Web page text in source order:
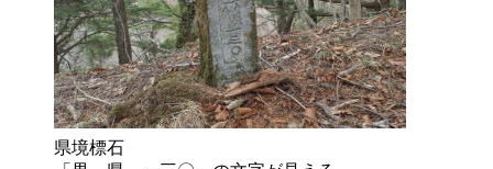
県境標石